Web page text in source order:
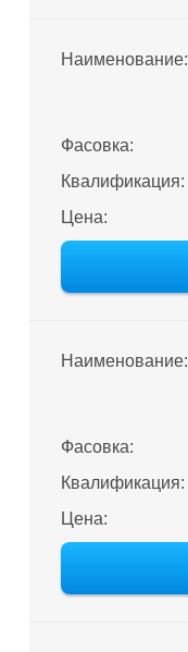
Наименование:
Фасовка:
Квалификация:
Цена:
Наименование:
Фасовка:
Квалификация:
Цена: